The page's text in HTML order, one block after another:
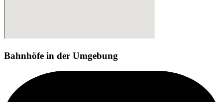
Bahnhöfe in der Umgebung